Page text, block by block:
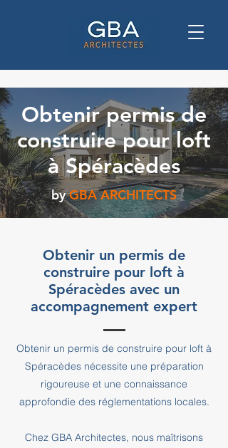
Obtenir permis de
construire pour loft
à Spéracèdes
by GBA ARCHITECTS
Obtenir un permis de
construire pour loft à
Spéracèdes avec un
accompagnement expert
Obtenir un permis de construire pour loft à
Spéracèdes nécessite une préparation
rigoureuse et une connaissance
approfondie des réglementations locales.
Chez GBA Architectes, nous maîtrisons